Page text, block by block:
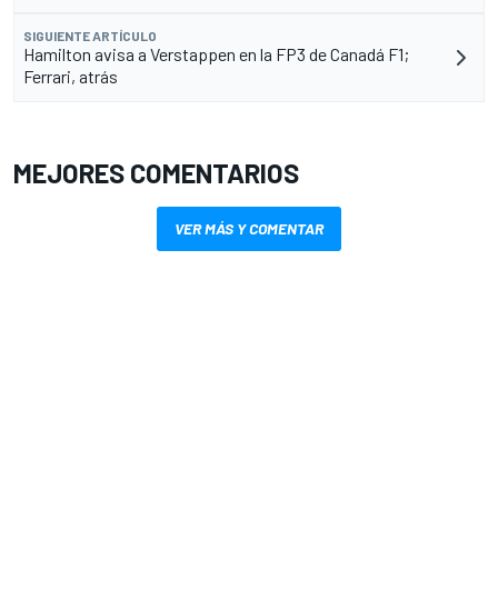
SIGUIENTE ARTÍCULO
Hamilton avisa a Verstappen en la FP3 de Canadá F1;
Ferrari, atrás
MEJORES COMENTARIOS
VER MÁS Y COMENTAR